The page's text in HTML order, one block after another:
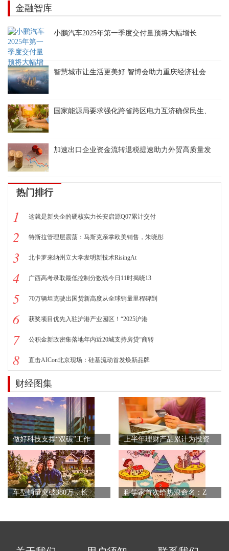
金融智库
小鹏汽车2025年第一季度交付量预将大幅增长
智慧城市让生活更美好 智博会助力重庆经济社会
国家能源局要求强化跨省跨区电力互济确保民生、
加速出口企业资金流转退税提速助力外贸高质量发
热门排行
1 这就是新央企的硬核实力长安启源Q07累计交付
2 特斯拉管理层震荡：马斯克亲掌欧美销售，朱晓彤
3 北卡罗来纳州立大学发明新技术RisingAt
4 广西高考录取最低控制分数线今日11时揭晓13
5 70万辆坦克驶出国货新高度从全球销量里程碑到
6 获奖项目优先入驻沪港产业园区！“2025沪港
7 公积金新政密集落地年内近20城支持房贷“商转
8 直击AICon北京现场：硅基流动首发焕新品牌
财经图集
做好科技支撑“双碳”工作 上半年理财产品累计为投资
车型销量突破380万，长 科学家首次给热浪命名：Z